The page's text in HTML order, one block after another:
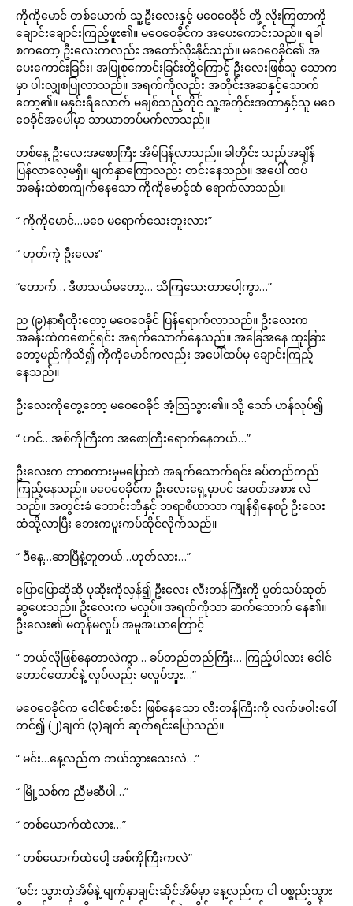
ကိုကိုမောင် တစ်ယောက် သူ့ဦးလေးနှင့် မဝေဝေခိုင် တို့ လိုးကြတာကို
ချောင်းချောင်းကြည့်ဖူး၏။ မဝေဝေခိုင်က အပေးကောင်းသည်။ ရခါ
စကတော့ ဦးလေးကလည်း အတော်လိုးနိုင်သည်။ မဝေဝေခိုင်၏ အ
ပေးကောင်းခြင်း၊ အပြုစုကောင်းခြင်းတို့ကြောင့် ဦးလေးဖြစ်သူ သောက
မှာ ပါးလျှစပြုလာသည်။ အရက်ကိုလည်း အတိုင်းအဆနှင့်သောက်
တော့၏။ မနှင်းရီလောက် မချစ်သည့်တိုင် သူ့အတိုင်းအတာနှင့်သူ မဝေ
ဝေခိုင်အပေါ်မှာ သာယာတပ်မက်လာသည်။
တစ်နေ့ ဦးလေးအစောကြီး အိမ်ပြန်လာသည်။ ခါတိုင်း သည်အချိန်
ပြန်လာလေ့မရှိ။ မျက်နှာကြောလည်း တင်းနေသည်။ အပေါ် ထပ်
အခန်းထဲစာကျက်နေသော ကိုကိုမောင့်ထံ ရောက်လာသည်။
“ ကိုကိုမောင်…မဝေ မရောက်သေးဘူးလား”
“ ဟုတ်ကဲ့ ဦးလေး”
“တောက်… ဒီဖာသယ်မတော့… သိကြသေးတာပေါ့ကွာ…”
ည (၉)နာရီထိုးတော့ မဝေဝေခိုင် ပြန်ရောက်လာသည်။ ဦးလေးက
အခန်းထဲကစောင့်ရင်း အရက်သောက်နေသည်။ အခြေအနေ ထူးခြား
တော့မည်ကိုသိ၍ ကိုကိုမောင်ကလည်း အပေါ်ထပ်မှ ချောင်းကြည့်
နေသည်။
ဦးလေးကိုတွေ့တော့ မဝေဝေခိုင် အံ့သြသွား၏။ သို့ သော် ဟန်လုပ်၍
“ ဟင်…အစ်ကိုကြီးက အစောကြီးရောက်နေတယ်…”
ဦးလေးက ဘာစကားမှမပြောဘဲ အရက်သောက်ရင်း ခပ်တည်တည်
ကြည့်နေသည်။ မဝေဝေခိုင်က ဦးလေးရှေ့မှာပင် အဝတ်အစား လဲ
သည်။ အတွင်းခံ ဘောင်းဘီနှင့် ဘရာစီယာသာ ကျန်ရှိနေစဉ် ဦးလေး
ထံသို့လာပြီး ဘေးကပူးကပ်ထိုင်လိုက်သည်။
“ ဒီနေ့…ဆာပြီနဲ့တူတယ်…ဟုတ်လား…”
ပြောပြောဆိုဆို ပုဆိုးကိုလှန်၍ ဦးလေး လီးတန်ကြီးကို ပွတ်သပ်ဆုတ်
ဆွပေးသည်။ ဦးလေးက မလှုပ်။ အရက်ကိုသာ ဆက်သောက် နေ၏။
ဦးလေး၏ မတုန်မလှုပ် အမူအယာကြောင့်
“ ဘယ်လိုဖြစ်နေတာလဲကွာ… ခပ်တည်တည်ကြီး… ကြည့်ပါလား ငေါင်
တောင်တောင်နဲ့ လှုပ်လည်း မလှုပ်ဘူး…”
မဝေဝေခိုင်က ငေါင်စင်းစင်း ဖြစ်နေသော လီးတန်ကြီးကို လက်ဖဝါးပေါ်
တင်၍ (၂)ချက် (၃)ချက် ဆုတ်ရင်းပြောသည်။
“ မင်း…နေ့လည်က ဘယ်သွားသေးလဲ…”
“ မြို့သစ်က ညီမဆီပါ…”
“ တစ်ယောက်ထဲလား…”
“ တစ်ယောက်ထဲပေါ့ အစ်ကိုကြီးကလဲ”
“မင်း သွားတဲ့အိမ်နဲ့ မျက်နှာချင်းဆိုင်အိမ်မှာ နေ့လည်က ငါ ပစ္စည်းသွား